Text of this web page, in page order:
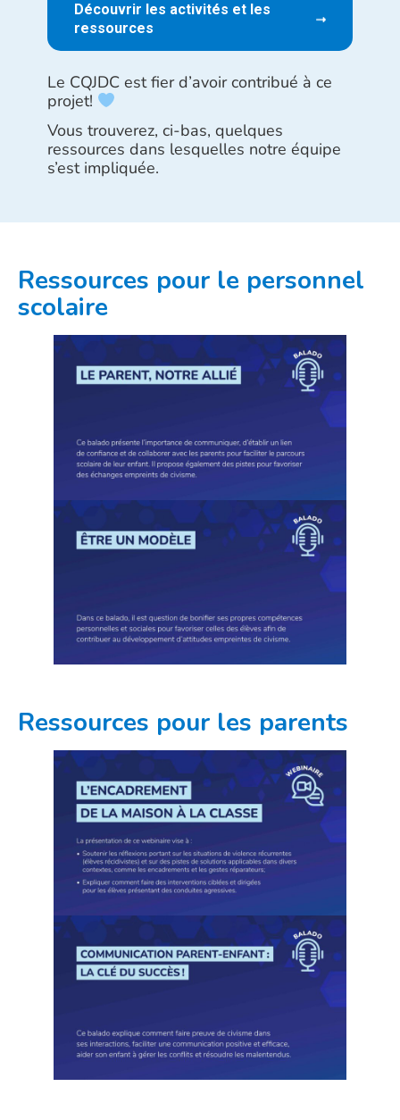
Découvrir les activités et les
ressources
Le CQJDC est fier d’avoir contribué à ce
projet!
Vous trouverez, ci-bas, quelques
ressources dans lesquelles notre équipe
s’est impliquée.
Ressources pour le personnel
scolaire
Ressources pour les parents